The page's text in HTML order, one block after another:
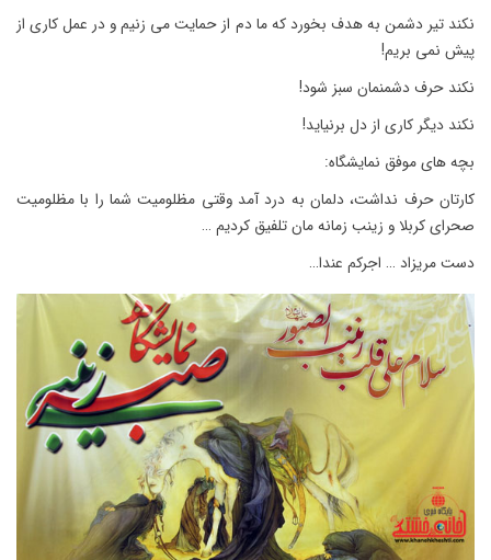
نکند تیر دشمن به هدف بخورد که ما دم از حمایت می زنیم و در عمل کاری از
پیش نمی بریم!
نکند حرف دشمنمان سبز شود!
نکند دیگر کاری از دل برنیاید!
بچه های موفق نمایشگاه:
کارتان حرف نداشت، دلمان به درد آمد وقتی مظلومیت شما را با مظلومیت
صحرای کربلا و زینب زمانه مان تلفیق کردیم …
دست مریزاد … اجرکم عندا…